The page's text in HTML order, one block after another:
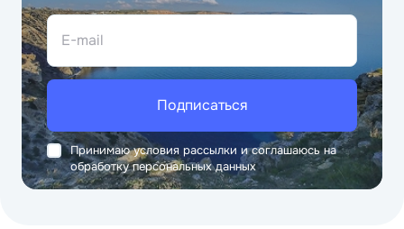
E-mail
Подписаться
Принимаю условия рассылки и соглашаюсь на
обработку персональных данных